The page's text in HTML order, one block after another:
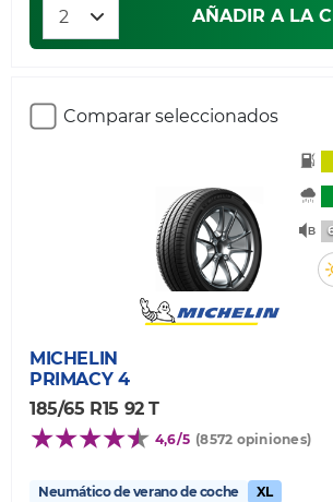
AÑADIR A LA
Comparar seleccionados
MICHELIN
PRIMACY 4
185/65 R15 92 T
4,6/5 (8572 opiniones)
Neumático de verano de coche XL